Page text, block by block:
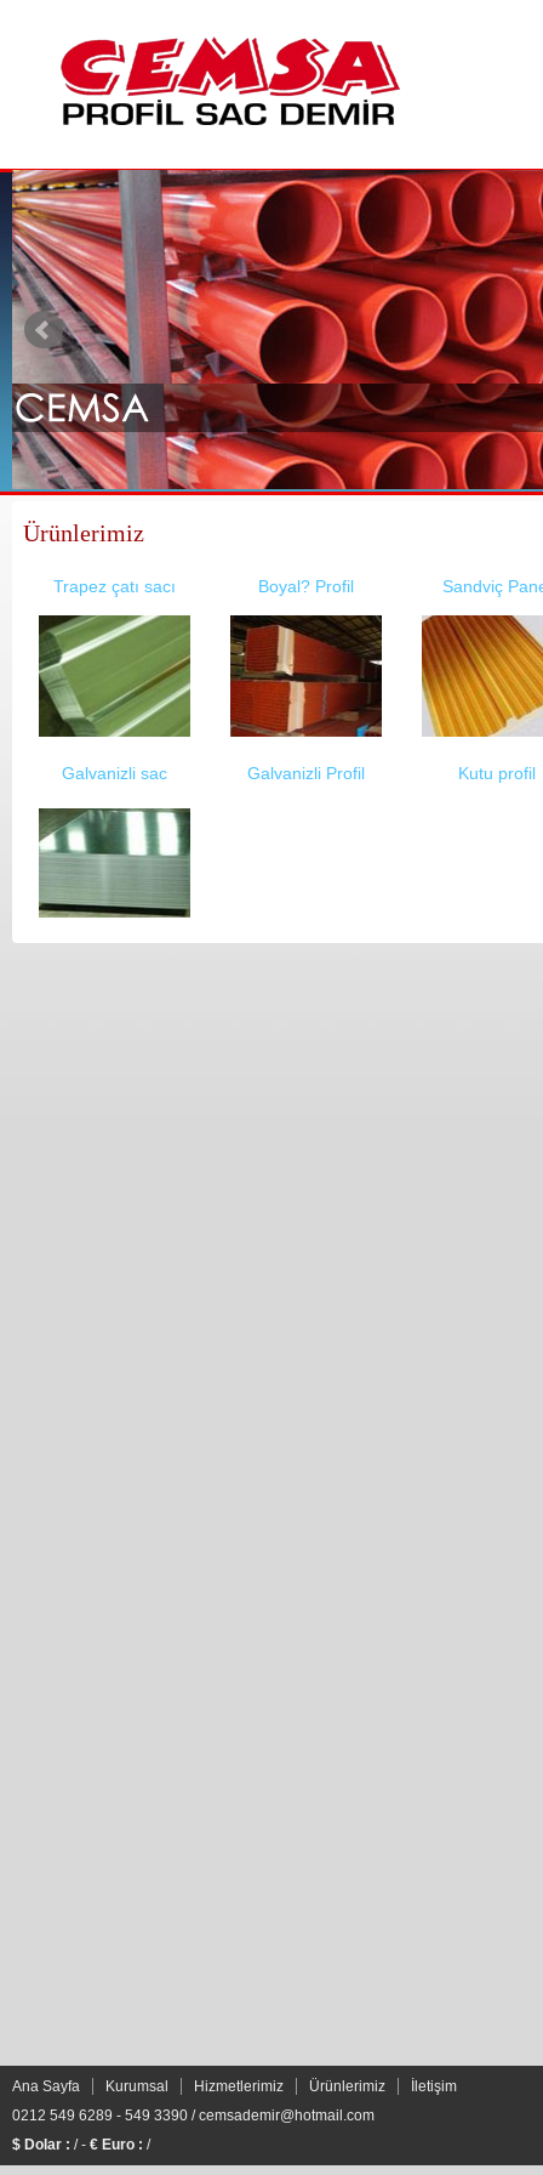
Ürünlerimiz
Trapez çatı sacı Boyal? Profil Sandviç
Galvanizli sac Galvanizli Profil Kutu profil
Ana Sayfa Kurumsal Hizmetlerimiz Ürünlerimiz
İletişim
0212 549 6289 - 549 3390 /cemsademir@hotmail.com
$ Dolar : / - € Euro : /